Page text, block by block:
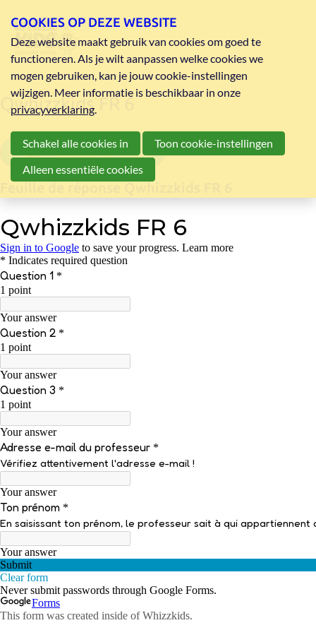
Qwhizzkids FR 6
questionnaire 6 pdf
COOKIES OP DEZE WEBSITE
Deze website maakt gebruik van cookies om goed te
functioneren. Als je wilt aanpassen welke cookies we
mogen gebruiken, kan je jouw cookie-instellingen
wijzigen. Meer informatie is beschikbaar in onze
privacyverklaring.
Schakel alle cookies in
Toon cookie-instellingen
Alleen essentiële cookies